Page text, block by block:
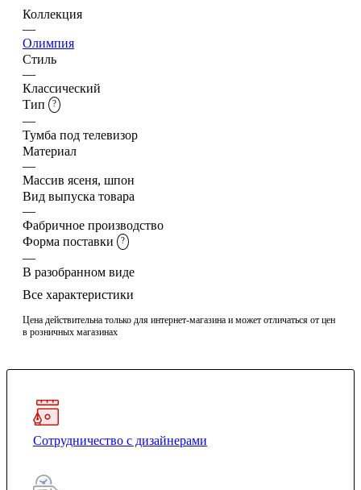
Коллекция
—
Олимпия
Стиль
—
Классический
Тип
?
—
Тумба под телевизор
Материал
—
Массив ясеня, шпон
Вид выпуска товара
—
Фабричное производство
Форма поставки
?
—
В разобранном виде
Все характеристики
Цена действительна только для интернет-магазина и может отличаться от цен
в розничных магазинах
Сотрудничество с дизайнерами